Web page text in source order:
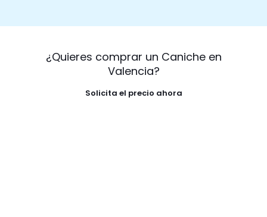
¿Quieres comprar un Caniche en
Valencia?
Solicita el precio ahora